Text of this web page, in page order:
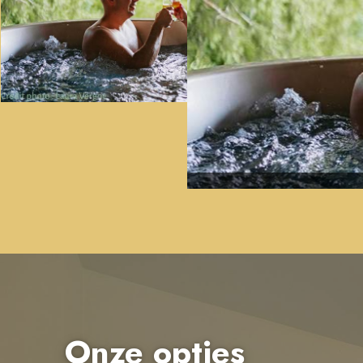
Onze opties